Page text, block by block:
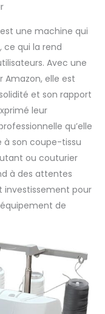
une machine qui
ce qui la rend
Avec une
Amazon, elle est
et son rapport
leur
qu’elle
à son coupe-tissu
ou couturier
à des attentes
investissement pour
de